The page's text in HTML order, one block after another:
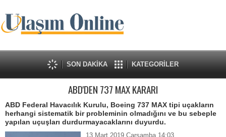
SON DAKİKA KATEGORİLER
ABD'DEN 737 MAX KARARI
ABD Federal Havacılık Kurulu, Boeing 737 MAX tipi uçakların
herhangi sistematik bir probleminin olmadığını ve bu sebeple
yapılan uçuşları durdurmayacaklarını duyurdu.
13 Mart 2019 Çarşamba 14:03